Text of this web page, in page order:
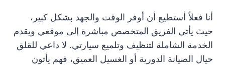
أنا فعلاً أستطيع أن أوفر الوقت والجهد بشكل كبير،
حيث يأتي الفريق المتخصص مباشرة إلى موقعي ويقدم
الخدمة الشاملة لتنظيف وتلميع سيارتي. لا داعي للقلق
حيال الصيانة الدورية أو الغسيل العميق، فهم يأتون